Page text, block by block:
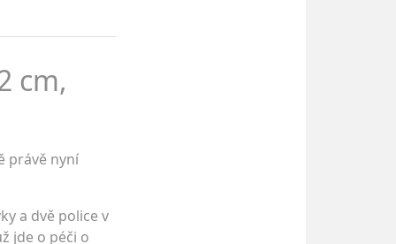
cm,
právě nyní
a dvě police v
jde o péči o